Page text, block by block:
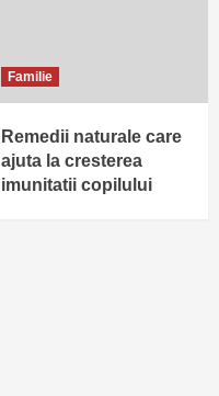
Familie
Remedii naturale care
ajuta la cresterea
imunitatii copilului